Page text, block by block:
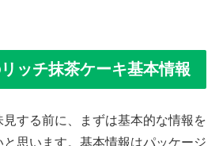
ッチ抹茶ケーキ基本情報
見する前に、まずは基本的な情報を
思います。基本情報はパッケージ